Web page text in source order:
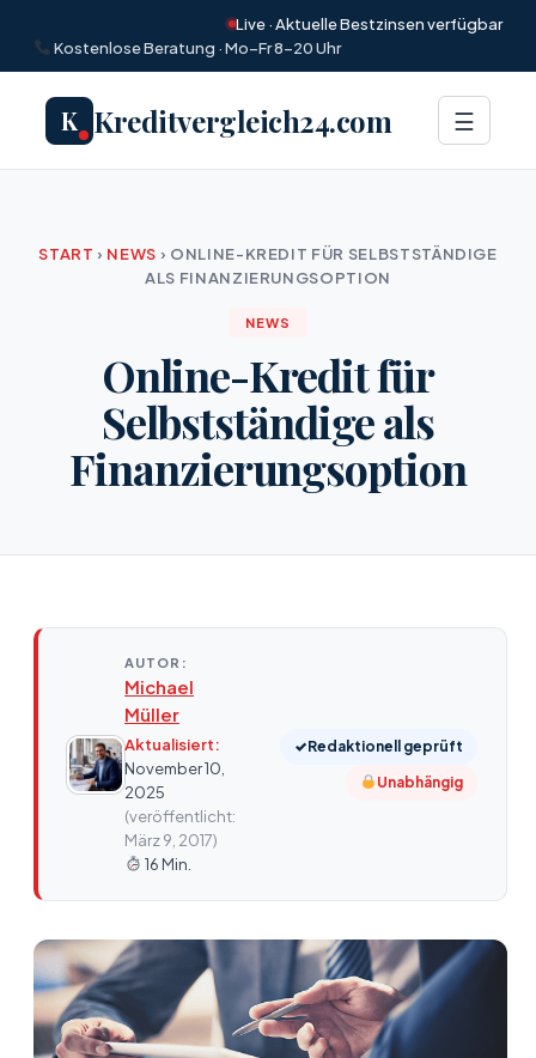
Live · Aktuelle Bestzinsen verfügbar
Kostenlose Beratung · Mo–Fr 8–20 Uhr
K Kreditvergleich24.com Menü
☰
START › NEWS › ONLINE-KREDIT FÜR SELBSTSTÄNDIGE
ALS FINANZIERUNGSOPTION
NEWS
Online-Kredit für
Selbstständige als
Finanzierungsoption
AUTOR:
Michael
Müller
Aktualisiert:
November 10,
2025
(veröffentlicht:
März 9, 2017)
16 Min.
✓Redaktionell geprüft
Unabhängig